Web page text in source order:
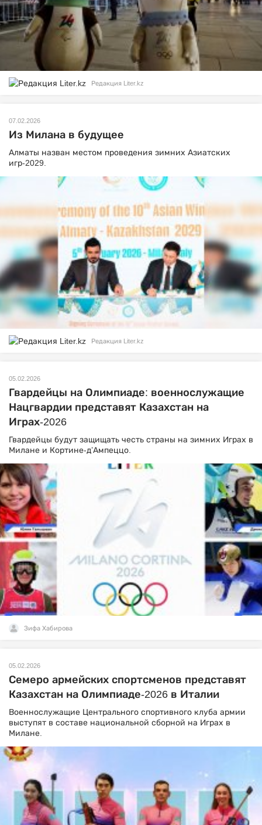
Редакция Liter.kz
07.02.2026
Из Милана в будущее
Алматы назван местом проведения зимних Азиатских
игр-2029.
Редакция Liter.kz
05.02.2026
Гвардейцы на Олимпиаде: военнослужащие
Нацгвардии представят Казахстан на
Играх-2026
Гвардейцы будут защищать честь страны на зимних Играх в
Милане и Кортине-д’Ампеццо.
Зифа Хабирова
05.02.2026
Семеро армейских спортсменов представят
Казахстан на Олимпиаде-2026 в Италии
Военнослужащие Центрального спортивного клуба армии
выступят в составе национальной сборной на Играх в
Милане.